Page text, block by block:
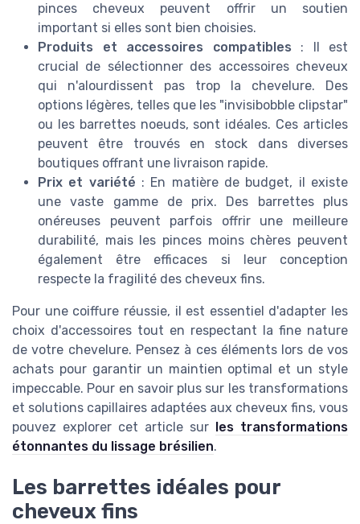
pinces cheveux peuvent offrir un soutien
important si elles sont bien choisies.
Produits et accessoires compatibles : Il est
crucial de sélectionner des accessoires cheveux
qui n'alourdissent pas trop la chevelure. Des
options légères, telles que les "invisibobble clipstar"
ou les barrettes noeuds, sont idéales. Ces articles
peuvent être trouvés en stock dans diverses
boutiques offrant une livraison rapide.
Prix et variété : En matière de budget, il existe
une vaste gamme de prix. Des barrettes plus
onéreuses peuvent parfois offrir une meilleure
durabilité, mais les pinces moins chères peuvent
également être efficaces si leur conception
respecte la fragilité des cheveux fins.
Pour une coiffure réussie, il est essentiel d'adapter les
choix d'accessoires tout en respectant la fine nature
de votre chevelure. Pensez à ces éléments lors de vos
achats pour garantir un maintien optimal et un style
impeccable. Pour en savoir plus sur les transformations
et solutions capillaires adaptées aux cheveux fins, vous
pouvez explorer cet article sur
les transformations
étonnantes du lissage brésilien.
Les barrettes idéales pour
cheveux fins